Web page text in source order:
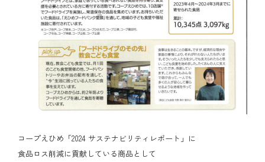
コープえひめ「2024 サステナビリティレポート」に
食品ロス削減に貢献している商品として